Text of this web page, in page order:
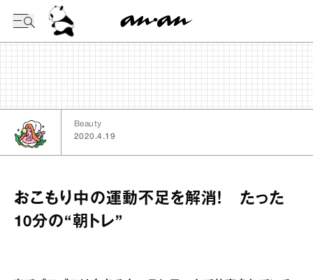
Beauty
2020.4.19
おこもり中の運動不足を解消！ たった
10分の“朝トレ”